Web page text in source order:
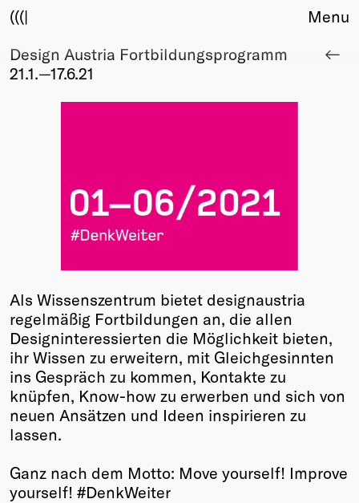
(((|
About
Club
Upcoming
Membership
Members
Young Creatives
Friends of Creativity
Winners
2026
Past
Annual
Menu
Design Austria Fortbildungsprogramm
21.1.—17.6.21
Als Wissenszentrum bietet designaustria
regelmäßig Fortbildungen an, die allen
Designinteressierten die Möglichkeit bieten,
ihr Wissen zu erweitern, mit Gleichgesinnten
ins Gespräch zu kommen, Kontakte zu
knüpfen, Know-how zu erwerben und sich von
neuen Ansätzen und Ideen inspirieren zu
lassen.
Ganz nach dem Motto: Move yourself! Improve
yourself! #DenkWeiter